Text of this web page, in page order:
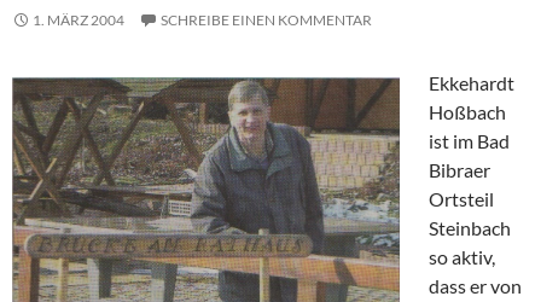
1. MÄRZ 2004 SCHREIBE EINEN KOMMENTAR
Ekkehardt
Hoßbach
ist im Bad
Bibraer
Ortsteil
Steinbach
so aktiv,
dass er von